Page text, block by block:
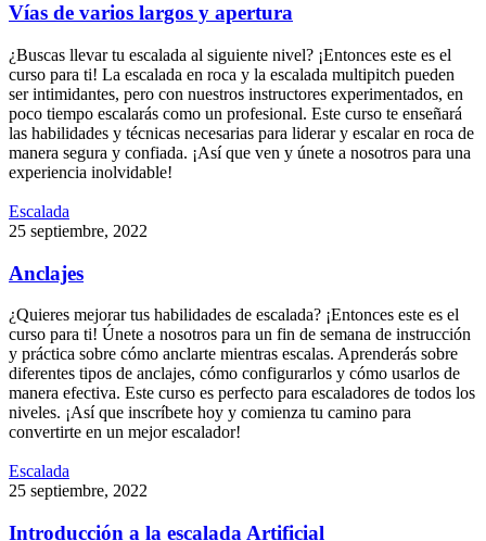
Vías de varios largos y apertura
¿Buscas llevar tu escalada al siguiente nivel? ¡Entonces este es el
curso para ti! La escalada en roca y la escalada multipitch pueden
ser intimidantes, pero con nuestros instructores experimentados, en
poco tiempo escalarás como un profesional. Este curso te enseñará
las habilidades y técnicas necesarias para liderar y escalar en roca de
manera segura y confiada. ¡Así que ven y únete a nosotros para una
experiencia inolvidable!
Escalada
25 septiembre, 2022
Anclajes
¿Quieres mejorar tus habilidades de escalada? ¡Entonces este es el
curso para ti! Únete a nosotros para un fin de semana de instrucción
y práctica sobre cómo anclarte mientras escalas. Aprenderás sobre
diferentes tipos de anclajes, cómo configurarlos y cómo usarlos de
manera efectiva. Este curso es perfecto para escaladores de todos los
niveles. ¡Así que inscríbete hoy y comienza tu camino para
convertirte en un mejor escalador!
Escalada
25 septiembre, 2022
Introducción a la escalada Artificial